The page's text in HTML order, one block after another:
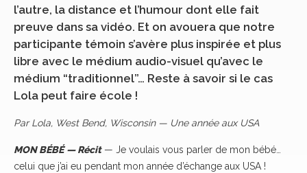
l’autre, la distance et l’humour dont elle fait
preuve dans sa vidéo. Et on avouera que notre
participante témoin s’avère plus inspirée et plus
libre avec le médium audio-visuel qu’avec le
médium “traditionnel”… Reste à savoir si le cas
Lola peut faire école !
Par Lola, West Bend, Wisconsin — Une année aux USA
MON BÉBÉ — Récit— Je voulais vous parler de mon bébé…
celui que j’ai eu pendant mon année d’échange aux USA !